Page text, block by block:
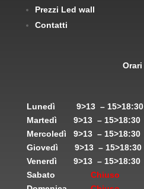
Prezzi Led wall
Contatti
Orari
Lunedì 9>13 – 15>18:30
Martedì 9>13 – 15>18:30
Mercoledì 9>13 – 15>18:30
Giovedì 9>13 – 15>18:30
Venerdì 9>13 – 15>18:30
Sabato
Chiuso